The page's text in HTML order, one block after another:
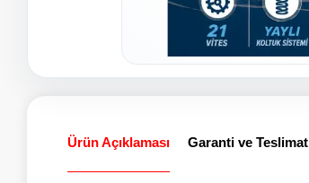
Ürün Açıklaması Garanti ve Teslimat